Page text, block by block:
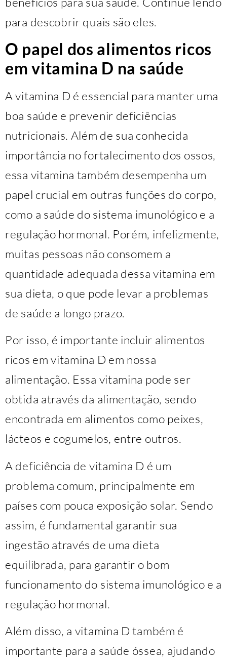
para descobrir quais são eles.
O papel dos alimentos ricos
em vitamina D na saúde
A vitamina D é essencial para manter uma
boa saúde e prevenir deficiências
nutricionais. Além de sua conhecida
importância no fortalecimento dos ossos,
essa vitamina também desempenha um
papel crucial em outras funções do corpo,
como a saúde do sistema imunológico e a
regulação hormonal. Porém, infelizmente,
muitas pessoas não consomem a
quantidade adequada dessa vitamina em
sua dieta, o que pode levar a problemas
de saúde a longo prazo.
Por isso, é importante incluir alimentos
ricos em vitamina D em nossa
alimentação. Essa vitamina pode ser
obtida através da alimentação, sendo
encontrada em alimentos como peixes,
lácteos e cogumelos, entre outros.
A deficiência de vitamina D é um
problema comum, principalmente em
países com pouca exposição solar. Sendo
assim, é fundamental garantir sua
ingestão através de uma dieta
equilibrada, para garantir o bom
funcionamento do sistema imunológico e a
regulação hormonal.
Além disso, a vitamina D também é
importante para a saúde óssea, ajudando